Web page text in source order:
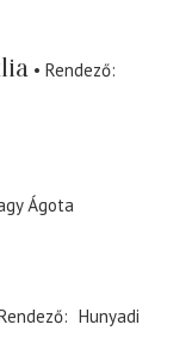
Rendező
Ágota
Hunyadi